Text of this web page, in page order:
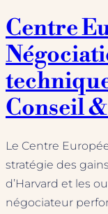
Centre
Conseil
Le Centre
stratégie des
d’Harvard et les
négociateur